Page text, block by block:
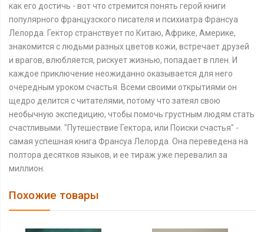
как его достичь - вот что стремится понять герой книги
популярного французского писателя и психиатра Франсуа
Лелорда. Гектор странствует по Китаю, Африке, Америке,
знакомится с людьми разных цветов кожи, встречает друзей
и врагов, влюбляется, рискует жизнью, попадает в плен. И
каждое приключение неожиданно оказывается для него
очередным уроком счастья. Всеми своими открытиями он
щедро делится с читателями, потому что затеял свою
необычную экспедицию, чтобы помочь грустным людям стать
счастливыми. "Путешествие Гектора, или Поиски счастья" -
самая успешная книга Франсуа Лелорда. Она переведена на
полтора десятков языков, и ее тираж уже перевалил за
миллион.
Похожие товары